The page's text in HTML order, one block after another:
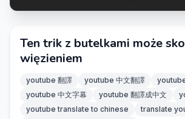
Ten trik z butelkami może
więzieniem
youtube 翻譯 youtube 中文翻譯
youtube 中文字幕
youtube 翻譯成中文
youtube translate to chinese
translate